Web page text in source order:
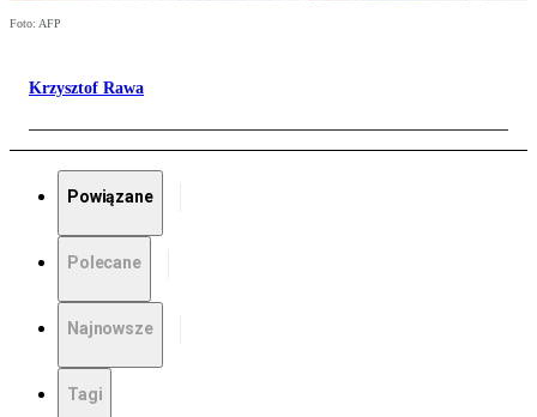
Foto: AFP
Krzysztof Rawa
Powiązane
Polecane
Najnowsze
Tagi